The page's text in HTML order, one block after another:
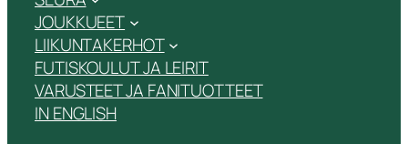
JOUKKUEET
LIIKUNTAKERHOT
FUTISKOULUT JA LEIRIT
VARUSTEET JA FANITUOTTEET
IN ENGLISH